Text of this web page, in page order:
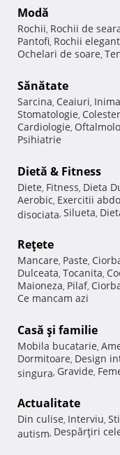
Modă
Rochii, Rochii de
Pantofi, Rochii
Ochelari de soare,
Sănătate
Sarcina, Ceaiuri, Inima
Stomatologie,
Cardiologie,
Psihiatrie
Dietă & Fitness
Diete, Fitness, Dieta
Aerobic, Exercitii
disociata, Silueta,
Reţete
Mancare, Paste,
Dulceata, Tocanita,
Maioneza, Pilaf,
Ce mancam azi
Casă şi familie
Mobila bucatarie,
Dormitoare, Design
singura, Gravide,
Actualitate
Din culise, Interviu,
autism, Despărţiri